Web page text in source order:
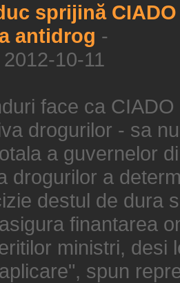
sprijină CIADO
antidrog -
10-11
face ca
drogurilor - sa
a guvernelor
drogurilor a
destul de dura
finantarea
ministri, desi
spun